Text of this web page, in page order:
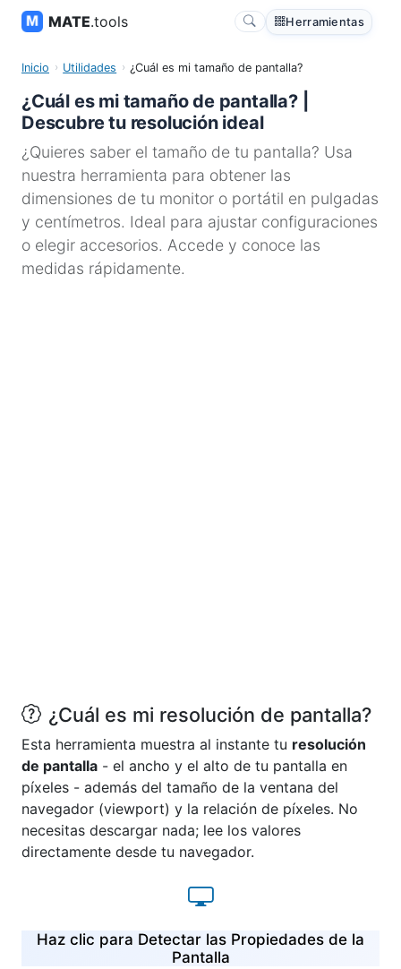
MATE.tools Herramientas
Inicio Utilidades ¿Cuál es mi tamaño de pantalla?
¿Cuál es mi tamaño de pantalla? |
Descubre tu resolución ideal
¿Quieres saber el tamaño de tu pantalla? Usa
nuestra herramienta para obtener las
dimensiones de tu monitor o portátil en pulgadas
y centímetros. Ideal para ajustar configuraciones
o elegir accesorios. Accede y conoce las
medidas rápidamente.
¿Cuál es mi resolución de pantalla?
Esta herramienta muestra al instante tu resolución
de pantalla - el ancho y el alto de tu pantalla en
píxeles - además del tamaño de la ventana del
navegador (viewport) y la relación de píxeles. No
necesitas descargar nada; lee los valores
directamente desde tu navegador.
Haz clic para Detectar las Propiedades de la
Pantalla